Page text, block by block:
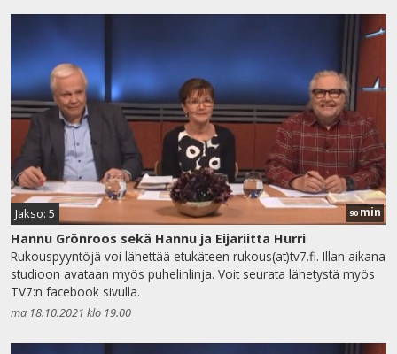
Jakso: 5 90 min
Hannu Grönroos sekä Hannu ja Eijariitta Hurri
Rukouspyyntöjä voi lähettää etukäteen rukous(at)tv7.fi. Illan aikana
studioon avataan myös puhelinlinja. Voit seurata lähetystä myös
TV7:n facebook sivulla.
ma 18.10.2021 klo 19.00